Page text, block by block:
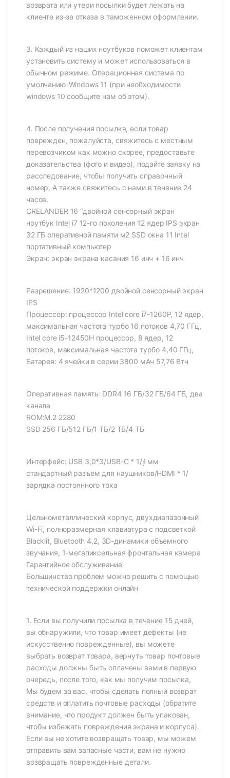
возврата или утери посылки будет лежать на
клиенте из-за отказа в таможенном оформлении.
3. Каждый из наших ноутбуков поможет клиентам
установить систему и может использоваться в
обычном режиме. Операционная система по
умолчанию-Windows 11 (при необходимости
windows 10 сообщите нам об этом).
4. После получения посылка, если товар
поврежден, пожалуйста, свяжитесь с местным
перевозчиком как можно скорее, предоставьте
доказательства (фото и видео), подайте заявку на
расследование, чтобы получить справочный
номер, А также свяжитесь с нами в течение 24
часов.
CRELANDER 16 “двойной сенсорный экран
ноутбук Intel i7 12-го поколения 12 ядер IPS экран
32 ГБ оперативной памяти м2 SSD окна 11 Intel
портативный компьютер
Экран: экран экрана касания 16 инч + 16 инч
Разрешение: 1920*1200 двойной сенсорный экран
IPS
Процессор: процессор Intel core i7-1260P, 12 ядер,
максимальная частота турбо 16 потоков 4,70 ГГц,
Intel core i5-12450H процессор, 8 ядер, 12
потоков, максимальная частота турбо 4,40 ГГц,
Батарея: 4 ячейки в серии 3800 мАч 57,76 Втч
Оперативная память: DDR4 16 ГБ/32 ГБ/64 ГБ, два
канала
ROM:M.2 2280
SSD 256 ГБ/512 ГБ/1 ТБ/2 ТБ/4 ТБ
Интерфейс: USB 3,0*3/USB-C * 1/∮ мм
стандартный разъем для наушников/HDMI * 1/
зарядка постоянного тока
Цельнометаллический корпус, двухдиапазонный
Wi-Fi, полноразмерная клавиатура с подсветкой
Blacklit, Bluetooth 4,2, 3D-динамики объемного
звучания, 1-мегапиксельная фронтальная камера
Гарантийное обслуживание
Большинство проблем можно решить с помощью
технической поддержки онлайн
1. Если вы получили посылка в течение 15 дней,
вы обнаружили, что товар имеет дефекты (не
искусственно поврежденные), вы можете
выбрать возврат товара, вернуть товар почтовые
расходы должны быть оплачены вами в первую
очередь, после того, как мы получим посылка,
Мы будем за вас, чтобы сделать полный возврат
средств и оплатить почтовые расходы (обратите
внимание, что продукт должен быть упакован,
чтобы избежать повреждения экрана и корпуса).
Если вы не хотите возвращать товар, мы можем
отправить вам запасные части, вам не нужно
возвращать поврежденные детали.